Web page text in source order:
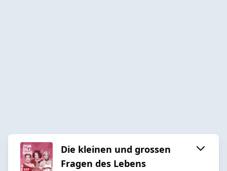
Die kleinen und grossen
Fragen des Lebens